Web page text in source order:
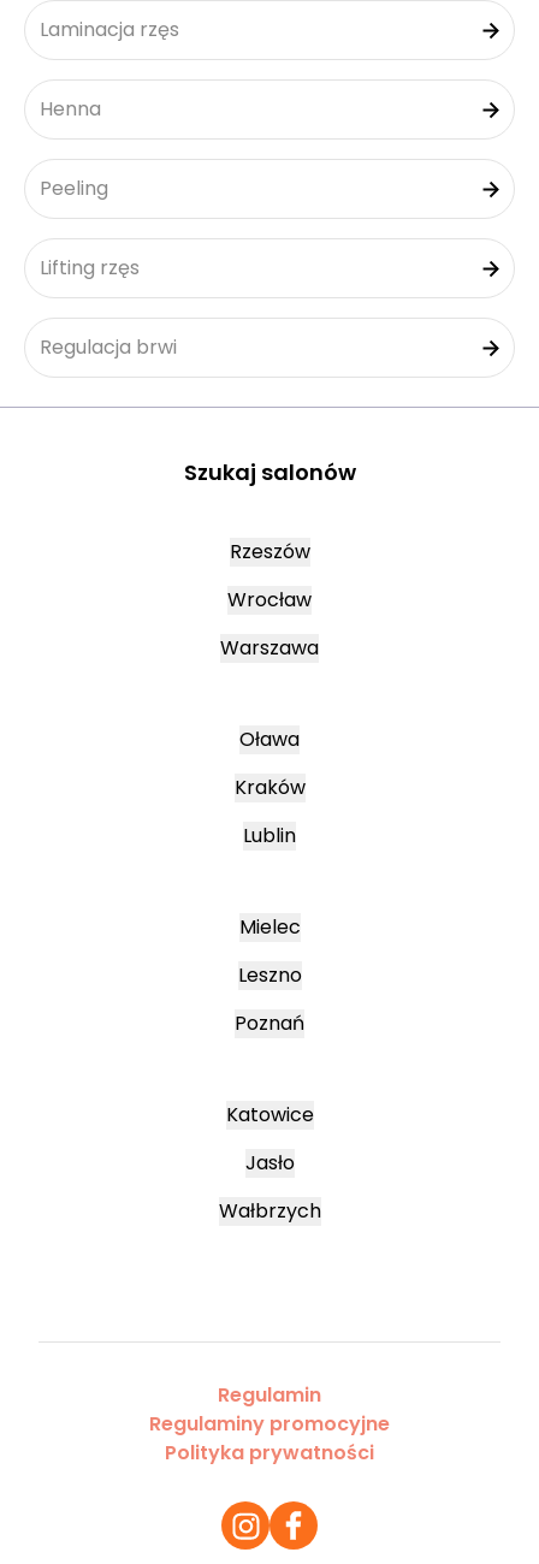
Laminacja rzęs
Henna
Peeling
Lifting rzęs
Regulacja brwi
Szukaj salonów
Rzeszów
Wrocław
Warszawa
Oława
Kraków
Lublin
Mielec
Leszno
Poznań
Katowice
Jasło
Wałbrzych
Regulamin
Regulaminy promocyjne
Polityka prywatności